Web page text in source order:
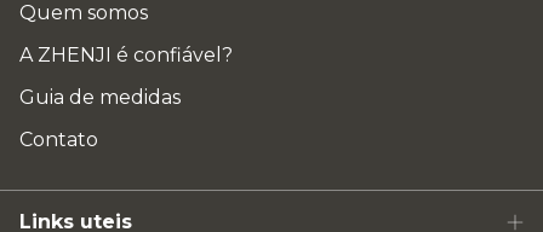
Quem somos
A ZHENJI é confiável?
Guia de medidas
Contato
Links uteis